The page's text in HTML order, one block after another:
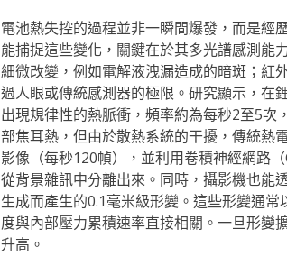
電池熱失控的過程並非一瞬間爆發，而是經
能捕捉這些變化，關鍵在於其多光譜感測能
細微改變，例如電解液洩漏造成的暗斑；紅
過人眼或傳統感測器的極限。研究顯示，在
出現規律性的熱脈衝，頻率約為每秒2至5次
部焦耳熱，但由於散熱系統的干擾，傳統熱
影像（每秒120幀），並利用卷積神經網路
從背景雜訊中分離出來。同時，攝影機也能
生成而產生的0.1毫米級形變。這些形變通
度與內部壓力累積速率直接相關。一旦形變
升高。